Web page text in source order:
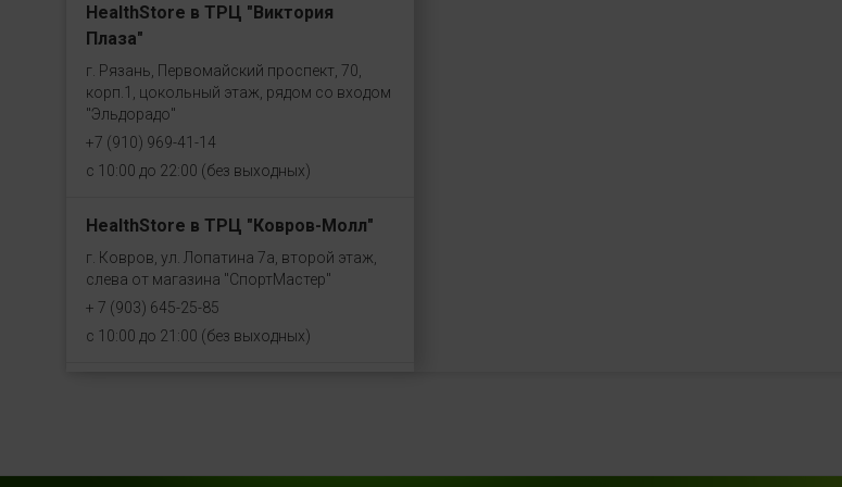
HealthStore в ТРЦ "Виктория
Плаза"
г. Рязань, Первомайский проспект, 70,
корп.1, цокольный этаж, рядом со входом
"Эльдорадо"
+7 (910) 969-41-14
с 10:00 до 22:00 (без выходных)
HealthStore в ТРЦ "Ковров-Молл"
г. Ковров, ул. Лопатина 7а, второй этаж,
слева от магазина "СпортМастер"
+ 7 (903) 645-25-85
с 10:00 до 21:00 (без выходных)